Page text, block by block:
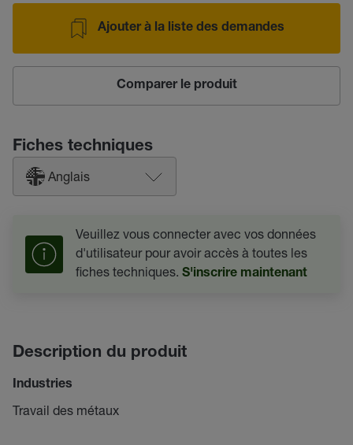
Ajouter à la liste des demandes
Comparer le produit
Fiches techniques
Anglais
Veuillez vous connecter avec vos données
d'utilisateur pour avoir accès à toutes les
fiches techniques. S'inscrire maintenant
Description du produit
Industries
Travail des métaux